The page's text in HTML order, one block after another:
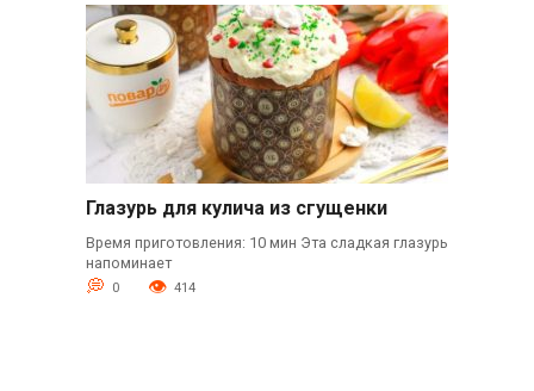
Глазурь для кулича из сгущенки
Время приготовления: 10 мин Эта сладкая глазурь
напоминает
0 414